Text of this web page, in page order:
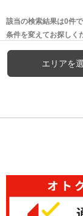
該当の検索結果は0件で
条件を変えてお探しく
エリアを